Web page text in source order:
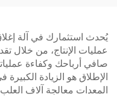
يُحدث استثمارك في آلة
عمليات الإنتاج، من خلال
صافي أرباحك وكفاءة
الإطلاق هو الزيادة الكبيرة
المعدات معالجة آلاف